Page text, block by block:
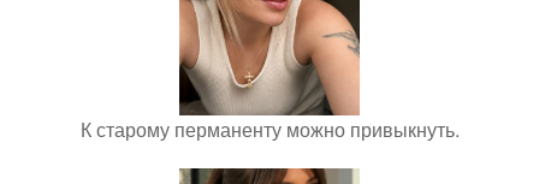
К старому перманенту можно привыкнуть.